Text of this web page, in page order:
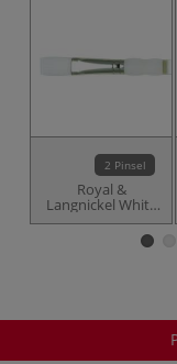
2 Pinsel
Royal &
Langnickel White
Nylon SG4090
Synthetikpinsel,
Soft Grip, Flach